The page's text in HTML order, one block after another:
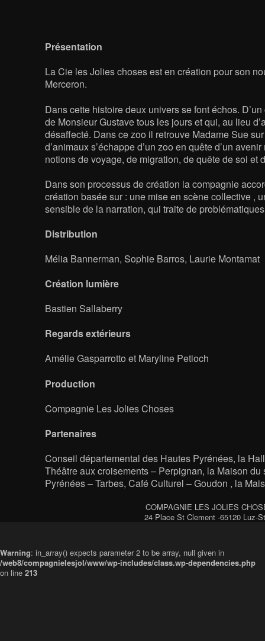
Présentation
La Cie les Jolies choses est en création pour son
Merceron.
Dans cette histoire deux univers se font échos.
de Monsieur Gustave tous les jours et qui, au lieu
désaffecté. Dans ce zoo il retrouve Madame Sue
d’animaux s’échappe d’un zoo en quête d’un
notions de voyage, de migration, de quête de soi et
Dans son processus de création la compagnie
création basée sur : une mise en scène collective ,
sensible de la narration, qui traite de
Distribution
Mélia Bannerman, Sophie Barros, Laurie Montamat
Création lumière
Bastien Sallaberry
Regards extérieurs
Amélie Gasparrotto et Maryline Petioch
Production
Compagnie Les Jolies Choses
Partenaires
Conseil départemental des Hautes Pyrénées, la
Théâtre aux croisements – Perpignan, la Maison
Pyrénées – Tarbes, Café Culturel – Goudon , la
COMPAGNIE LES JOLIES
24 Place St Clement -65120 Luz-
Warning: in_array() expects parameter 2 to be array, null given in
/web8/compagnielesjol/www/wp-includes/class.wp-dependencies.php
on line 213